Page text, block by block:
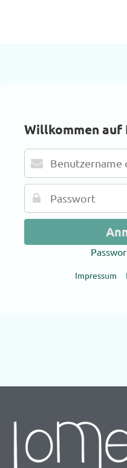
Willkommen auf
Impressum